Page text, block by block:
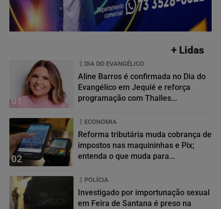
+ Lidas
01
DIA DO EVANGÉLICO
Aline Barros é confirmada no Dia do
Evangélico em Jequié e reforça
programação com Thalles...
02
ECONOMIA
Reforma tributária muda cobrança de
impostos nas maquininhas e Pix;
entenda o que muda para...
POLÍCIA
Investigado por importunação sexual
em Feira de Santana é preso na